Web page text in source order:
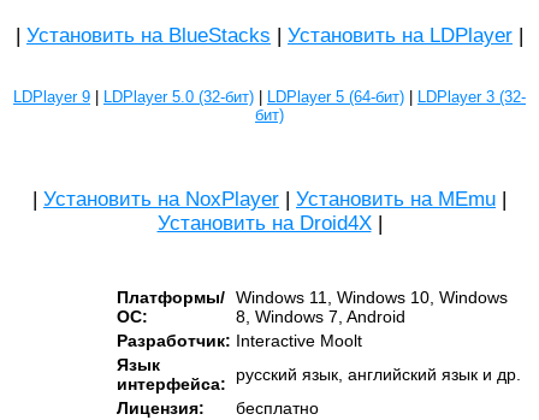
| Установить на BlueStacks | Установить на LDPlayer |
LDPlayer 9 LDPlayer 5.0 (32-бит) LDPlayer 5 (64-бит)
LDPlayer 3 (32-
бит)
| Установить на NoxPlayer | Установить на MEmu |
Установить на Droid4X|
Платформы/
ОС:
Windows 11, Windows 10, Windows
8, Windows 7, Android
Разработчик: Interactive Moolt
Язык
интерфейса:
русский язык, английский язык и др.
Лицензия:
бесплатно